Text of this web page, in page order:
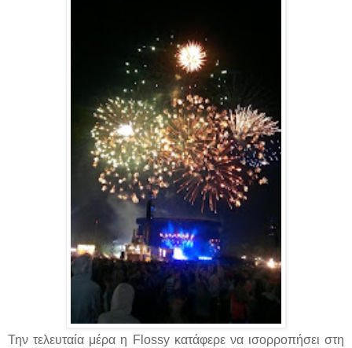
Την τελευταία μέρα η Flossy κατάφερε να ισορροπήσει στη